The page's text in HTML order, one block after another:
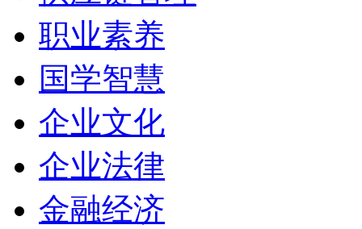
职业素养
国学智慧
企业文化
企业法律
金融经济